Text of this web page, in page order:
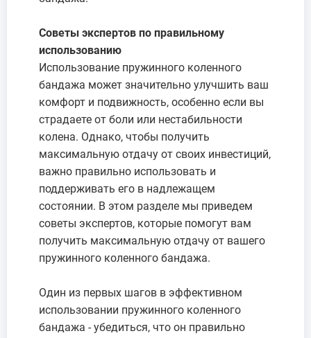
Советы экспертов по правильному
использованию
Использование пружинного коленного
бандажа может значительно улучшить ваш
комфорт и подвижность, особенно если вы
страдаете от боли или нестабильности
колена. Однако, чтобы получить
максимальную отдачу от своих инвестиций,
важно правильно использовать и
поддерживать его в надлежащем
состоянии. В этом разделе мы приведем
советы экспертов, которые помогут вам
получить максимальную отдачу от вашего
пружинного коленного бандажа.
Один из первых шагов в эффективном
использовании пружинного коленного
бандажа - убедиться, что он правильно